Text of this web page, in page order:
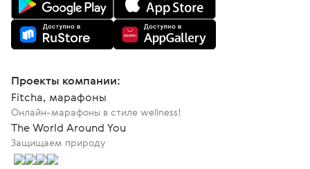
Проекты компании:
Fitcha, марафоны
Онлайн-марафоны в стиле wellness!
The World Around You
Защищаем природу